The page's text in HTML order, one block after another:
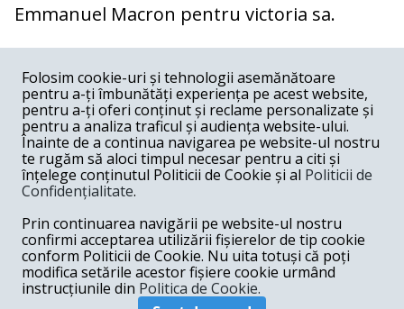
Emmanuel Macron pentru victoria sa.
COMENTARII
Nume
Email
Postează comentariu
Folosim cookie-uri și tehnologii asemănătoare
pentru a-ți îmbunătăți experiența pe acest website,
pentru a-ți oferi conținut și reclame personalizate și
pentru a analiza traficul și audiența website-ului.
Înainte de a continua navigarea pe website-ul nostru
te rugăm să aloci timpul necesar pentru a citi și
înțelege conținutul Politicii de Cookie și al Politicii de
Confidențialitate.
Prin continuarea navigării pe website-ul nostru
confirmi acceptarea utilizării fișierelor de tip cookie
conform Politicii de Cookie. Nu uita totuși că poți
modifica setările acestor fișiere cookie urmând
instrucțiunile din Politica de Cookie.